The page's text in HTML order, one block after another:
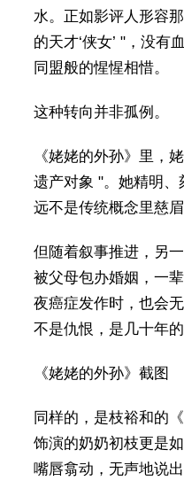
水。正如影评人形容
的天才‘侠女’ "，没有
同盟般的惺惺相惜。
这种转向并非孤例。
《姥姥的外孙》里，
遗产对象 "。她精明、
远不是传统概念里慈眉
但随着叙事推进，另
被父母包办婚姻，一
夜癌症发作时，也会
不是仇恨，是几十年
《姥姥的外孙》截图
同样的，是枝裕和的
饰演的奶奶初枝更是
嘴唇翕动，无声地说